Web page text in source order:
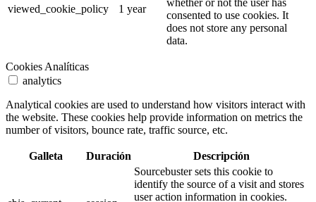
viewed_cookie_policy 1 year
whether or not the user has
consented to use cookies. It
does not store any personal
data.
Cookies Analíticas
analytics
Analytical cookies are used to understand how visitors interact with
the website. These cookies help provide information on metrics the
number of visitors, bounce rate, traffic source, etc.
Galleta Duración Descripción
Sourcebuster sets this cookie to
identify the source of a visit and stores
user action information in cookies.